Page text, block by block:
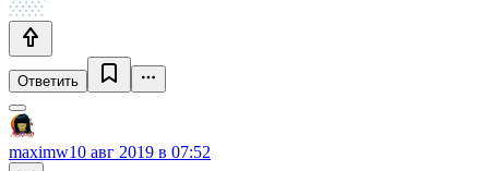
Ответить
maximw10 авг 2019 в 07:52